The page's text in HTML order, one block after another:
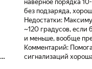
наверное порядка
без подзаряда,
Недостатки:
~120 градусов,
и меньше, вообще
Комментарий:
сигнализаций